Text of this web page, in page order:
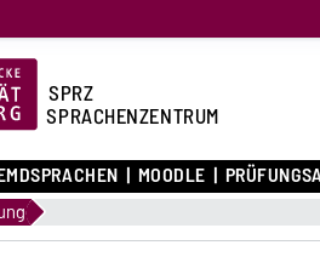
SPRZ
SPRACHENZENTRUM
MOODLE